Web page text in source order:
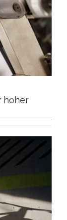
hoher